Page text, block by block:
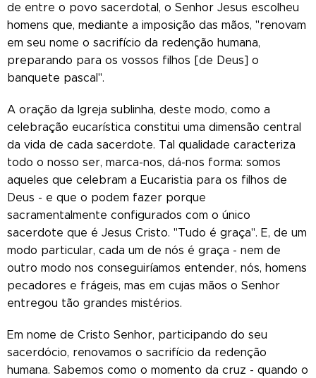
de entre o povo sacerdotal, o Senhor Jesus escolheu
homens que, mediante a imposição das mãos, "renovam
em seu nome o sacrifício da redenção humana,
preparando para os vossos filhos [de Deus] o
banquete pascal".
A oração da Igreja sublinha, deste modo, como a
celebração eucarística constitui uma dimensão central
da vida de cada sacerdote. Tal qualidade caracteriza
todo o nosso ser, marca-nos, dá-nos forma: somos
aqueles que celebram a Eucaristia para os filhos de
Deus - e que o podem fazer porque
sacramentalmente configurados com o único
sacerdote que é Jesus Cristo. "Tudo é graça". E, de um
modo particular, cada um de nós é graça - nem de
outro modo nos conseguiríamos entender, nós, homens
pecadores e frágeis, mas em cujas mãos o Senhor
entregou tão grandes mistérios.
Em nome de Cristo Senhor, participando do seu
sacerdócio, renovamos o sacrifício da redenção
humana. Sabemos como o momento da cruz - quando o